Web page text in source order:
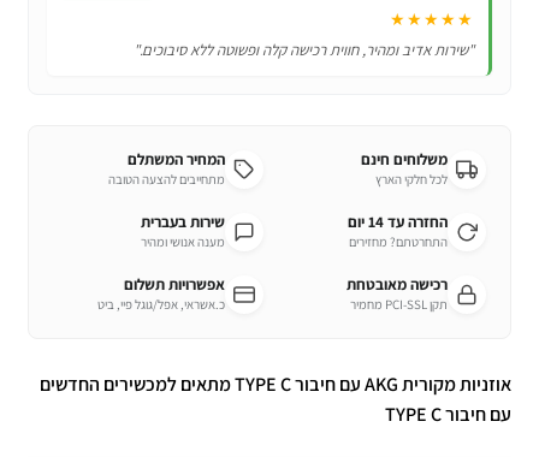
★★★★★
"שירות אדיב ומהיר, חווית רכישה קלה ופשוטה ללא סיבוכים."
משלוחים חינם
לכל חלקי הארץ
המחיר המשתלם
מתחייבים להצעה הטובה
החזרה עד 14 יום
התחרטתם? מחזירים
שירות בעברית
מענה אנושי ומהיר
רכישה מאובטחת
תקן PCI-SSL מחמיר
אפשרויות תשלום
כ.אשראי, אפל/גוגל פיי, ביט
אוזניות מקוריתAKGעם חיבור TYPEC מתאים למכשירים החדשים
עם חיבור
TYPEC